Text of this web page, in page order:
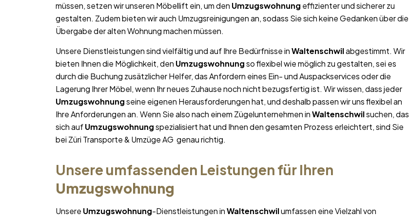
müssen, setzen wir unseren Möbellift ein, um den Umzugswohnung effizienter und sicherer zu
gestalten. Zudem bieten wir auch Umzugsreinigungen an, sodass Sie sich keine Gedanken über die
Übergabe der alten Wohnung machen müssen.
Unsere Dienstleistungen sind vielfältig und auf Ihre Bedürfnisse inWaltenschwilabgestimmt. Wir
bieten Ihnen die Möglichkeit, den Umzugswohnungso flexibel wie möglich zu gestalten, sei es
durch die Buchung zusätzlicher Helfer, das Anfordern eines Ein- und Auspackservices oder die
Lagerung Ihrer Möbel, wenn Ihr neues Zuhause noch nicht bezugsfertig ist. Wir wissen, dass jeder
Umzugswohnungseine eigenen Herausforderungen hat, und deshalb passen wir uns flexibel an
Ihre Anforderungen an. Wenn Sie also nach einem Zügelunternehmen inWaltenschwilsuchen, das
sich aufUmzugswohnungspezialisiert hat und Ihnen den gesamten Prozess erleichtert, sind Sie
bei Züri Transporte & Umzüge AG genau richtig.
Unsere umfassenden Leistungen für Ihren
Umzugswohnung
Unsere Umzugswohnung-Dienstleistungen inWaltenschwilumfassen eine Vielzahl von